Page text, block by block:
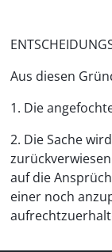
Aus diesen
1. Die
2. Die Sache
auf die
einer noch